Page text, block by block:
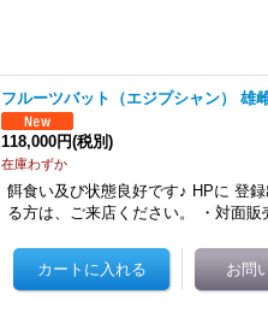
フルーツバット（エジプシャン） 雄
118,000円(税別)
在庫わずか
餌食い及び状態良好です♪ HPに 登
る方は、ご来店ください。 ・対面